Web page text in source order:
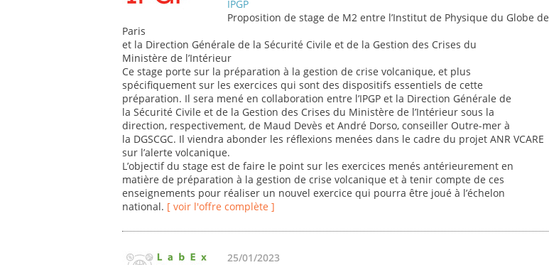
IPGP
Proposition de stage de M2 entre l’Institut de Physique du Globe de
Paris
et la Direction Générale de la Sécurité Civile et de la Gestion des Crises du
Ministère de l’Intérieur
Ce stage porte sur la préparation à la gestion de crise volcanique, et plus
spécifiquement sur les exercices qui sont des dispositifs essentiels de cette
préparation. Il sera mené en collaboration entre l’IPGP et la Direction Générale de
la Sécurité Civile et de la Gestion des Crises du Ministère de l’Intérieur sous la
direction, respectivement, de Maud Devès et André Dorso, conseiller Outre-mer à
la DGSCGC. Il viendra abonder les réflexions menées dans le cadre du projet ANR VCARE
sur l’alerte volcanique.
L’objectif du stage est de faire le point sur les exercices menés antérieurement en
matière de préparation à la gestion de crise volcanique et à tenir compte de ces
enseignements pour réaliser un nouvel exercice qui pourra être joué à l’échelon
national. [ voir l'offre complète ]
25/01/2023